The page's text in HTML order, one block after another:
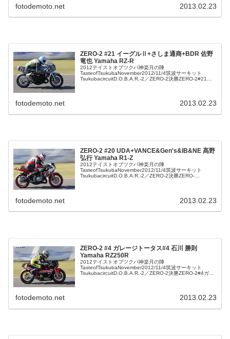
fotodemoto.net 2013.02.23
ZERO-2 #21 イーグルⅡ+さしま通商+BDR 佐野
竜也 Yamaha RZ-R
2012テイストオブツクバ神楽月の陣
TasteofTsukubaNovember2012/11/4筑波サーキット
TsukubacircuitD.O.B.A.R.-2／ZERO-2決勝ZERO-2#21イ
fotodemoto.net 2013.02.23
ZERO-2 #20 UDA+VANCE&Gen's&IB&NE 髙野
弘行 Yamaha R1-Z
2012テイストオブツクバ神楽月の陣
TasteofTsukubaNovember2012/11/4筑波サーキット
TsukubacircuitD.O.B.A.R.-2／ZERO-2決勝ZERO-
fotodemoto.net 2013.02.23
ZERO-2 #4 ガレージトータス#4 石川 勝則
Yamaha RZ250R
2012テイストオブツクバ神楽月の陣
TasteofTsukubaNovember2012/11/4筑波サーキット
TsukubacircuitD.O.B.A.R.-2／ZERO-2決勝ZERO-2#4ガレ
fotodemoto.net 2013.02.23